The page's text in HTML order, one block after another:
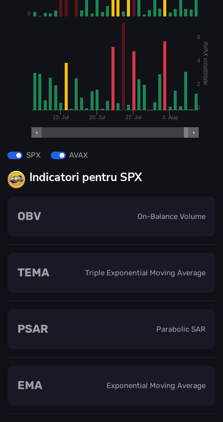
AVAX volatilitate
13. Jul 20. Jul 27. Jul 3. Aug
0
0
2
4
6
SPX AVAX
Indicatori pentru SPX
On-Balance Volume
OBV
Triple Exponential Moving Average
TEMA
Parabolic SAR
PSAR
Exponential Moving Average
EMA